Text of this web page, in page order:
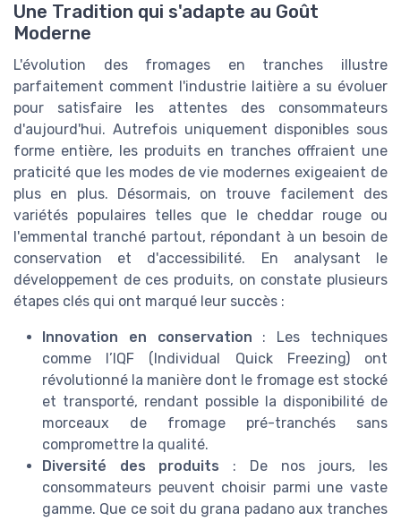
Une Tradition qui s'adapte au Goût
Moderne
L'évolution des fromages en tranches illustre
parfaitement comment l'industrie laitière a su évoluer
pour satisfaire les attentes des consommateurs
d'aujourd'hui. Autrefois uniquement disponibles sous
forme entière, les produits en tranches offraient une
praticité que les modes de vie modernes exigeaient de
plus en plus. Désormais, on trouve facilement des
variétés populaires telles que le cheddar rouge ou
l'emmental tranché partout, répondant à un besoin de
conservation et d'accessibilité. En analysant le
développement de ces produits, on constate plusieurs
étapes clés qui ont marqué leur succès :
Innovation en conservation : Les techniques
comme l’IQF (Individual Quick Freezing) ont
révolutionné la manière dont le fromage est stocké
et transporté, rendant possible la disponibilité de
morceaux de fromage pré-tranchés sans
compromettre la qualité.
Diversité des produits : De nos jours, les
consommateurs peuvent choisir parmi une vaste
gamme. Que ce soit du grana padano aux tranches